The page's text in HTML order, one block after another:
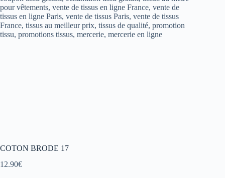
COTON BRODE 17
12.90€